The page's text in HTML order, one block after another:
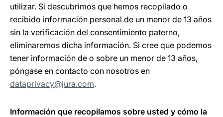
utilizar. Si descubrimos que hemos recopilado o
recibido información personal de un menor de 13 años
sin la verificación del consentimiento paterno,
eliminaremos dicha información. Si cree que podemos
tener información de o sobre un menor de 13 años,
póngase en contacto con nosotros en
dataprivacy@jura.com.
Información que recopilamos sobre usted y cómo la